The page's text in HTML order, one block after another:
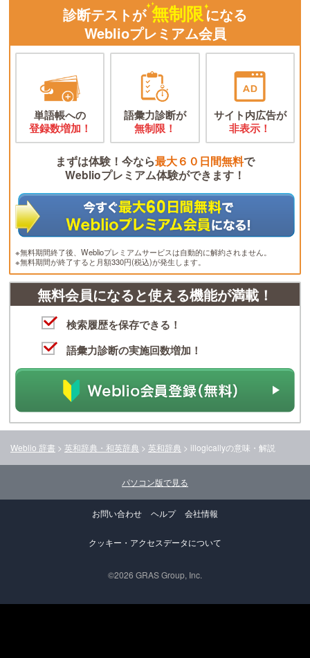
診断テストが 無制限になる
Weblioプレミアム会員
単語帳への
登録数増加！
語彙力診断が
無制限！
サイト内広告が
非表示！
まずは体験！今なら最大６０日間無料で
Weblioプレミアム体験ができます！
※無料期間終了後、Weblioプレミアムサービスは自動的に解約されません。
※無料期間が終了すると月額330円(税込)が発生します。
無料会員になると使える機能が満載！
検索履歴を保存できる！
語彙力診断の実施回数増加！
Weblio 辞書 > 英和辞典・和英辞典 > 英和辞典 > illogicallyの意味・解説
パソコン版で見る
お問い合わせ ヘルプ 会社情報
クッキー・アクセスデータについて
©2026 GRAS Group, Inc.